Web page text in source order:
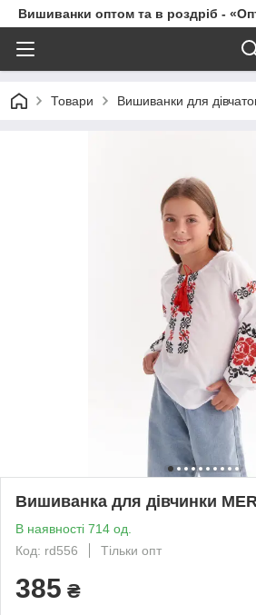
Вишиванки оптом та в роздріб -
Товари Вишиванки для
Вишиванка для дівчинки
В наявності 714 од.
Код: rd556
Тільки опт
385 ₴